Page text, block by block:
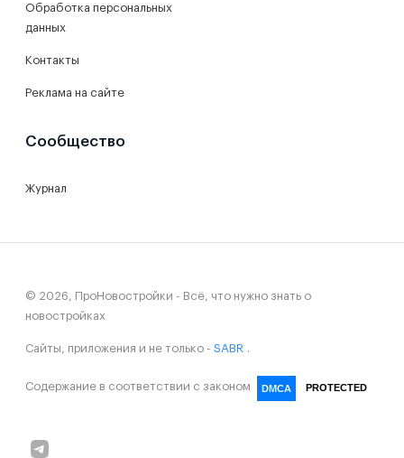
Обработка персональных
данных
Контакты
Реклама на сайте
Сообщество
Журнал
© 2026, ПроНовостройки - Всё, что нужно знать о
новостройках
Сайты, приложения и не только - SABR .
Содержание в соответствии с законом DMCA PROTECTED